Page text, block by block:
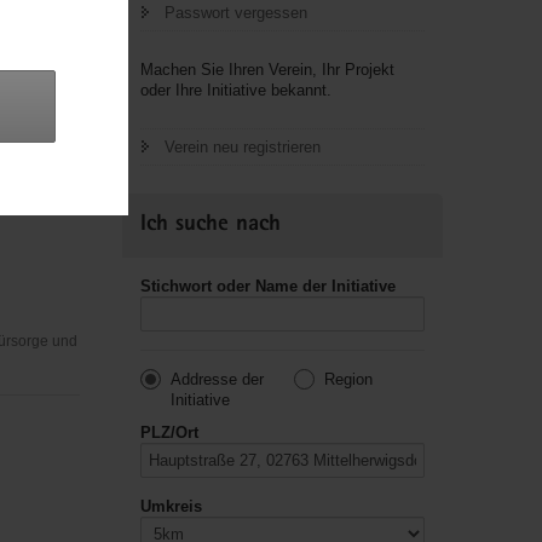
und
Passwort vergessen
Machen Sie Ihren Verein, Ihr Projekt
oder Ihre Initiative bekannt.
Verein neu registrieren
Ich suche nach
Stichwort oder Name der Initiative
Addresse der
Initiative
Region
PLZ/Ort
Umkreis